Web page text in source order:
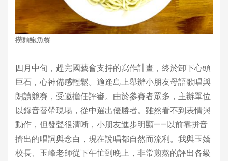
撈麵鮑魚餐
四月中旬，趕完國藝會支持的寫作計畫，終於卸下心頭
巨石，心神備感輕鬆。適逢島上舉辦小朋友母語歌唱與
朗讀競賽，受邀擔任評審。由於參賽者眾多，主辦單位
以錄音替帶現場，從中選出優勝者。雖然看不到表情與
動作，但發聲很清晰，小朋友進步明顯——以前靠拼音
擠出的唱詞與念白，現在說唱都自然而流利。我與玉嬌
校長、玉峰老師從下午忙到晚上，非常煎熬的評出各級